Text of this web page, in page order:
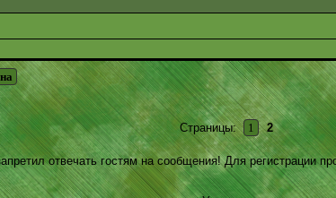
Страницы: 1 2
отвечать гостям на сообщения! Для регистрации